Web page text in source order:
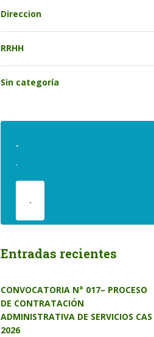
Direccion
RRHH
Sin categoría
.
.
.
Entradas recientes
CONVOCATORIA N° 017– PROCESO
DE CONTRATACIÓN
ADMINISTRATIVA DE SERVICIOS CAS
2026